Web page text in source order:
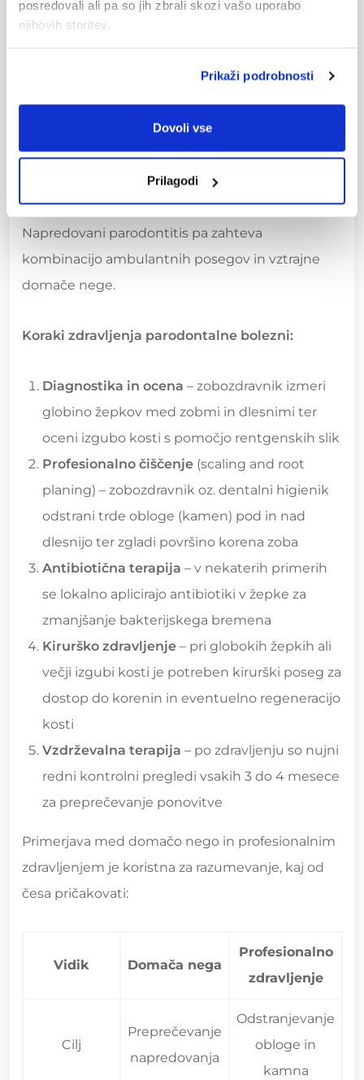
posredovali ali pa so jih zbrali skozi vašo uporabo
njihovih storitev.
Prikaži podrobnosti
Dovoli vse
Prilagodi
Kako Poteka
Parodontalne Bolezni
Zdravljenje parodontalne bolezni je odvisno od
tega, v kateri fazi bolezen odkrijemo. Zgodaj
odkriti gingivitis je mogoče odpraviti z izboljšano
domačo nego in profesionalnim čiščenjem.
Napredovani parodontitis pa zahteva
kombinacijo ambulantnih posegov in vztrajne
domače nege.
Koraki zdravljenja parodontalne bolezni:
Diagnostika in ocena – zobozdravnik izmeri
globino žepkov med zobmi in dlesnimi ter
oceni izgubo kosti s pomočjo rentgenskih slik
Profesionalno čiščenje (scaling and root
planing) – zobozdravnik oz. dentalni higienik
odstrani trde obloge (kamen) pod in nad
dlesnijo ter zgladi površino korena zoba
Antibiotična terapija – v nekaterih primerih
se lokalno aplicirajo antibiotiki v žepke za
zmanjšanje bakterijskega bremena
Kirurško zdravljenje – pri globokih žepkih ali
večji izgubi kosti je potreben kirurški poseg za
dostop do korenin in eventuelno regeneracijo
kosti
Vzdrževalna terapija – po zdravljenju so nujni
redni kontrolni pregledi vsakih 3 do 4 mesece
za preprečevanje ponovitve
Primerjava med domačo nego in profesionalnim
zdravljenjem je koristna za razumevanje, kaj od
česa pričakovati:
Vidik Domača nega
Profesionalno
zdravljenje
Cilj
Preprečevanje
napredovanja
Odstranjevanje
obloge in
kamna